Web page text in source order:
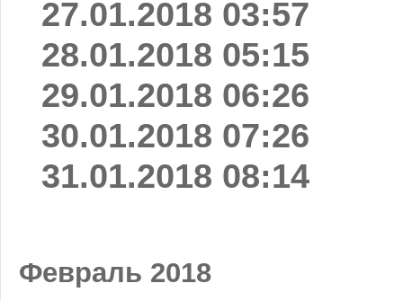
27.01.2018 03:57
28.01.2018 05:15
29.01.2018 06:26
30.01.2018 07:26
31.01.2018 08:14
Февраль 2018